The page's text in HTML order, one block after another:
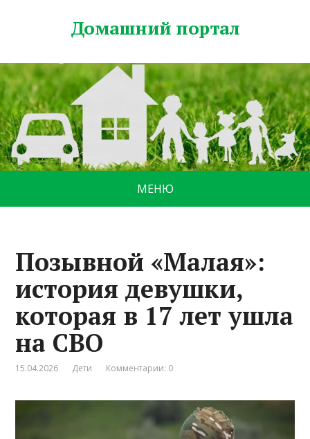
Домашний портал
МЕНЮ
Позывной «Малая»:
история девушки,
которая в 17 лет ушла
на СВО
15.04.2026 Дети Комментарии: 0